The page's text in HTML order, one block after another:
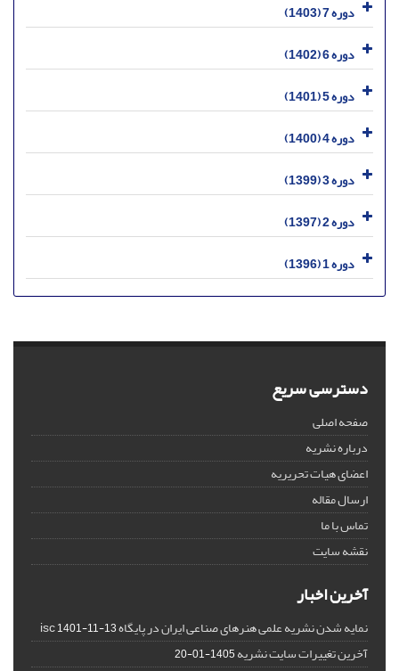
دوره 7 (1403)
دوره 6 (1402)
دوره 5 (1401)
دوره 4 (1400)
دوره 3 (1399)
دوره 2 (1397)
دوره 1 (1396)
دسترسی سریع
صفحه اصلی
درباره نشریه
اعضای هیات تحریریه
ارسال مقاله
تماس با ما
نقشه سایت
آخرین اخبار
نمایه شدن نشریه علمی هنرهای صناعی ایران در پایگاه isc1401-11-13
آخرین تغییرات سایت نشریه1405-01-20